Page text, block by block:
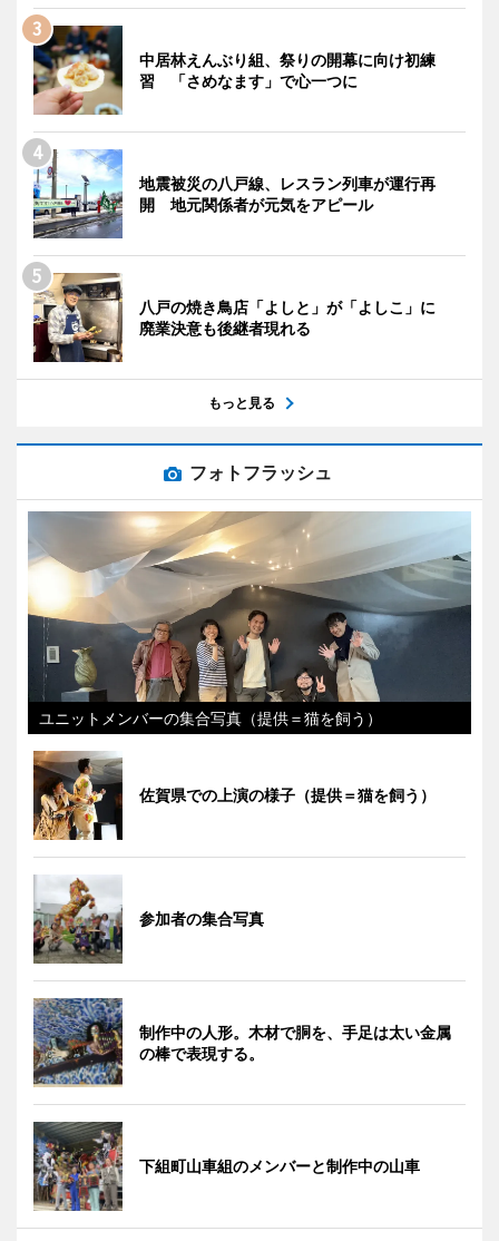
中居林えんぶり組、祭りの開幕に向け初練
習 「さめなます」で心一つに
地震被災の八戸線、レスラン列車が運行再
開 地元関係者が元気をアピール
八戸の焼き鳥店「よしと」が「よしこ」に
廃業決意も後継者現れる
もっと見る
フォトフラッシュ
ユニットメンバーの集合写真（提供＝猫を飼う）
佐賀県での上演の様子（提供＝猫を飼う）
参加者の集合写真
制作中の人形。木材で胴を、手足は太い金属
の棒で表現する。
下組町山車組のメンバーと制作中の山車